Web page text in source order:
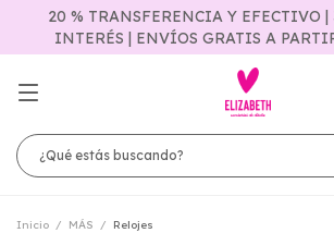
20 % TRANSFERENCIA Y EFECTIVO |
INTERÉS | ENVÍOS GRATIS A
Inicio / MÁS / Relojes